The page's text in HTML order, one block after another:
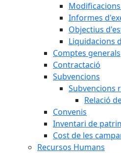
Informes
Objectius
Liquidacions
Comptes generals
Contractació
Subvencions
Subvencions
Relació
Convenis
Inventari de
Cost de les
Recursos Humans